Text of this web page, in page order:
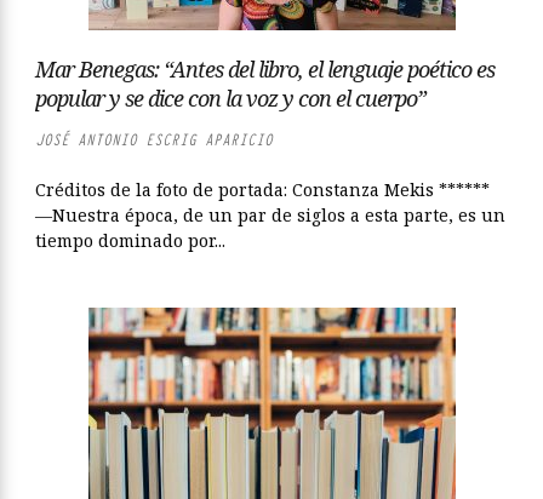
Mar Benegas: “Antes del libro, el lenguaje poético es
popular y se dice con la voz y con el cuerpo”
JOSÉ ANTONIO ESCRIG APARICIO
Créditos de la foto de portada: Constanza Mekis ******
—Nuestra época, de un par de siglos a esta parte, es un
tiempo dominado por...